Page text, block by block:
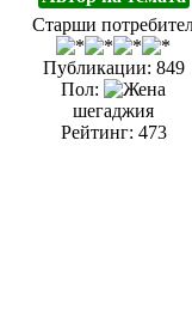
Старши
Публикации: 849
Пол:
шегаджия
Рейтинг: 473